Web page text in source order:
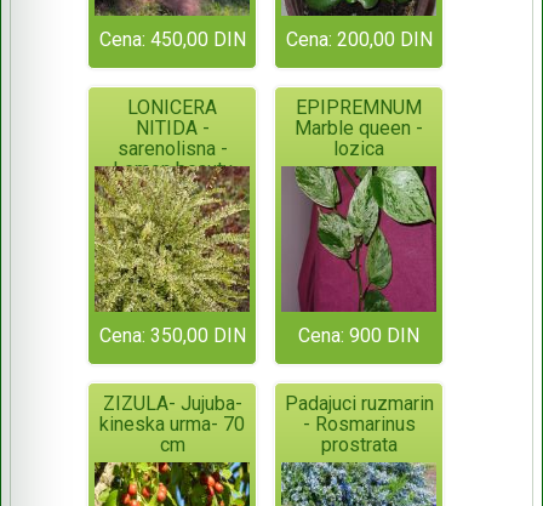
Cena: 450,00 DIN Cena: 200,00 DIN
LONICERA
NITIDA -
sarenolisna -
Lemon beauty
Cena: 350,00 DIN
EPIPREMNUM
Marble queen -
lozica
Cena: 900 DIN
ZIZULA- Jujuba-
kineska urma- 70
cm
Padajuci ruzmarin
- Rosmarinus
prostrata